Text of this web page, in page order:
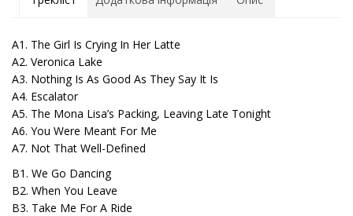
A1. The Girl Is Crying In Her Latte
A2. Veronica Lake
A3. Nothing Is As Good As They Say It Is
A4. Escalator
A5. The Mona Lisa’s Packing, Leaving Late Tonight
A6. You Were Meant For Me
A7. Not That Well-Defined
B1. We Go Dancing
B2. When You Leave
B3. Take Me For A Ride